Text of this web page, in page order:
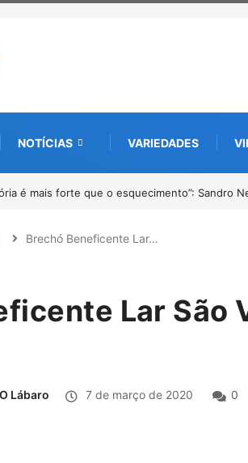
NOTÍCIAS VARIEDADES
em Paracatu 4º Fliparacatu tem inscrições
Brechó Beneficente Lar…
Lar São
O Lábaro 7 de março de 2020 0